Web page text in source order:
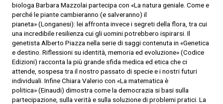
biologa Barbara Mazzolai partecipa con «La natura geniale. Come e
perché le piante cambieranno (e salveranno) il
pianeta» (Longanesi): lei affronta invece i segreti della flora, tra cui
una incredibile resilienza cui gli uomini potrebbero ispirarsi. Il
genetista Alberto Piazza nella serie di saggi contenuta in «Genetica
e destino. Riflessioni su identità, memoria ed evoluzione» (Codice
Edizioni) racconta la più grande sfida medica ed etica che ci
attende, sospesa tra il nostro passato di specie e i nostri futuri
individuali. Infine Chiara Valerio con «La matematica è
politica» (Einaudi) dimostra come la democrazia si basi sulla
partecipazione, sulla verità e sulla soluzione di problemi pratici. La